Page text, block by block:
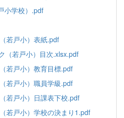
小学校）.pdf
若戸小）表紙.pdf
若戸小）目次.xlsx.pdf
若戸小）教育目標.pdf
若戸小）職員学級.pdf
若戸小）日課表下校.pdf
若戸小）学校の決まり1.pdf